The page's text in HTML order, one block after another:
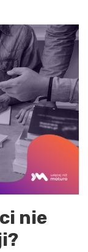
nie